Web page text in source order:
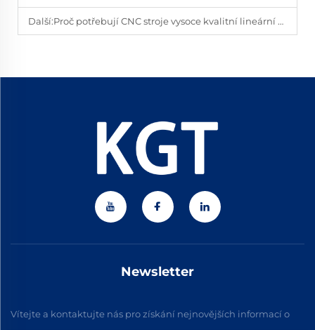
Další:Proč potřebují CNC stroje vysoce kvalitní lineární posuvné prvky?
Newsletter
Vítejte a kontaktujte nás pro získání nejnovějších informací o